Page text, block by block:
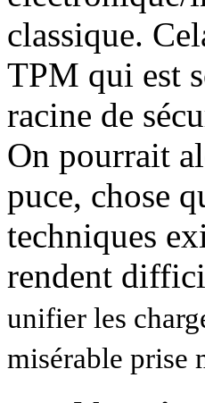
classique.
TPM qui est
racine de
On pourrait
puce, chose
techniques
rendent
unifier les
misérable prise